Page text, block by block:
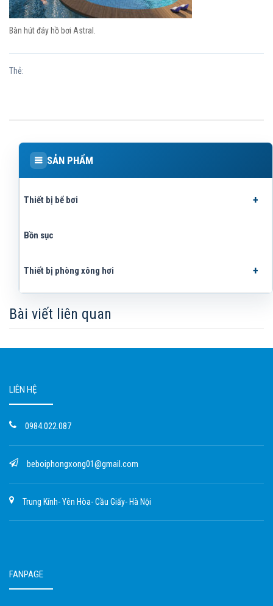
Bàn hút đáy hồ bơi Astral.
Thẻ:
SẢN PHẨM
Thiết bị bể bơi
Bồn sục
Thiết bị phòng xông hơi
Bài viết liên quan
LIÊN HỆ
0984.022.087
beboiphongxong01@gmail.com
Trung Kính- Yên Hòa- Cầu Giấy- Hà Nội
FANPAGE